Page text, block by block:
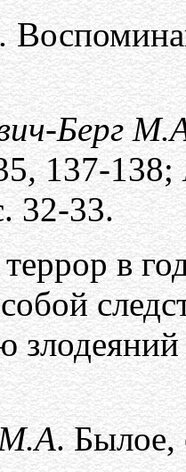
Берг
,137-138;
32-33.
в
М.А. Былое,